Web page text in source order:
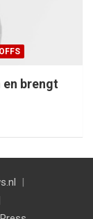
brengt